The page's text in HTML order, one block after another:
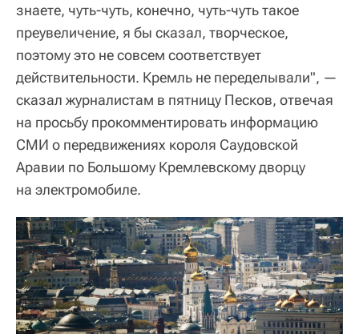
знаете, чуть-чуть, конечно, чуть-чуть такое
преувеличение, я бы сказал, творческое,
поэтому это не совсем соответствует
действительности. Кремль не переделывали", —
сказал журналистам в пятницу Песков, отвечая
на просьбу прокомментировать информацию
СМИ о передвижениях короля Саудовской
Аравии по Большому Кремлевскому дворцу
на электромобиле.